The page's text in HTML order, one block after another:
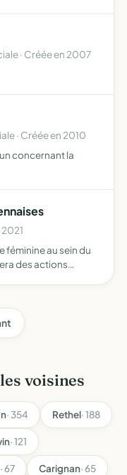
· Créée en 2007
· Créée en 2010
concernant la
féminine au sein du
des actions
voisines
· 354 Rethel· 188
· 121
· 67 Carignan· 65